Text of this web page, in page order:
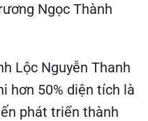
Ngọc Thành
Lộc Nguyễn Thanh
hơn 50% diện tích là
phát triển thành